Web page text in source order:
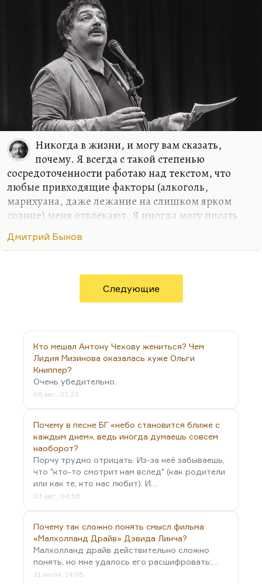
(хотя это нельзя назвать попсой). Вот ушел со
сцены Валерий Леонтьев. Сделал такое…
Никогда в жизни, и могу вам сказать,
почему. Я всегда с такой степенью
сосредоточенности работаю над текстом, что
любые привходящие факторы (алкоголь,
марихуана, даже лежание на слишком ярком
солнце) меня отвлекают. Я иногда могу писать
обстановке, как было в армии. Там с какой-то
на внутреннем протесте. Либо в условиях
умеренного, неприхотливого, но все-таки
комфорта. Мне, в общем, не нравится, когда меня
Марихуана – дело не в пропаганде наркотиков.
Но марихуана меняет характер мышления. Она
заметно снижает вашу собственную критичность.
И при таком подходе, мне кажется, даже в…
Дмитрий Быков
Следующие
Кто мешал Антону Чехову жениться? Чем
Лидия Мизинова оказалась хуже Ольги
Книппер?
Очень убедительно.
06 авг., 01:23
Почему в песне БГ «небо становится ближе с
каждым днем», ведь иногда думаешь совсем
наоборот?
Порчу трудно отрицать. Из-за неё забываешь,
что "кто-то смотрит нам вслед" (как родители
или как те, кто нас любит). И…
03 авг., 04:58
Почему так сложно понять смысл фильма
«Малхолланд Драйв» Дэвида Линча?
Малхолланд драйв действительно сложно
понять, но мне удалось его расшифровать:…
31 июля, 14:05